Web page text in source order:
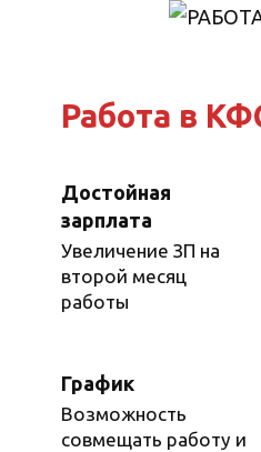
Работа в
Достойная
зарплата
Увеличение ЗП на
второй месяц
работы
График
Возможность
совмещать работу и